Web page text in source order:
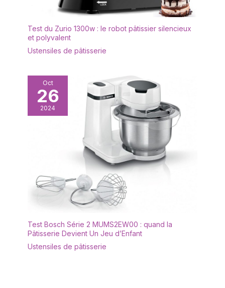
Test du Zurio 1300w : le robot pâtissier silencieux
et polyvalent
Ustensiles de pâtisserie
Oct
26
2024
Test Bosch Série 2 MUMS2EW00 : quand la
Pâtisserie Devient Un Jeu d’Enfant
Ustensiles de pâtisserie